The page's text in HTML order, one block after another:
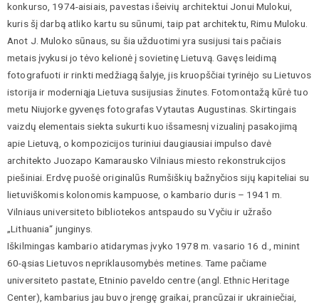
konkurso, 1974-aisiais, pavestas išeivių architektui Jonui Mulokui,
kuris šį darbą atliko kartu su sūnumi, taip pat architektu, Rimu Muloku.
Anot J. Muloko sūnaus, su šia užduotimi yra susijusi tais pačiais
metais įvykusi jo tėvo kelionė į sovietinę Lietuvą. Gavęs leidimą
fotografuoti ir rinkti medžiagą šalyje, jis kruopščiai tyrinėjo su Lietuvos
istorija ir moderniąja Lietuva susijusias žinutes. Fotomontažą kūrė tuo
metu Niujorke gyvenęs fotografas Vytautas Augustinas. Skirtingais
vaizdų elementais siekta sukurti kuo išsamesnį vizualinį pasakojimą
apie Lietuvą, o kompozicijos turiniui daugiausiai impulso davė
architekto Juozapo Kamarausko Vilniaus miesto rekonstrukcijos
piešiniai. Erdvę puošė originalūs Rumšiškių bažnyčios sijų kapiteliai su
lietuviškomis kolonomis kampuose, o kambario duris – 1941 m.
Vilniaus universiteto bibliotekos antspaudo su Vyčiu ir užrašo
„Lithuania“ junginys.
Iškilmingas kambario atidarymas įvyko 1978 m. vasario 16 d., minint
60-ąsias Lietuvos nepriklausomybės metines. Tame pačiame
universiteto pastate, Etninio paveldo centre (angl. Ethnic Heritage
Center), kambarius jau buvo įrengę graikai, prancūzai ir ukrainiečiai,